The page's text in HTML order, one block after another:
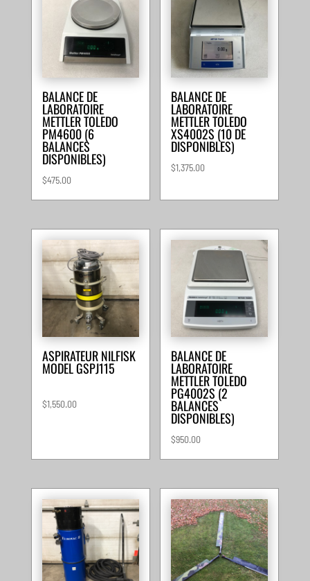
BALANCE DE
LABORATOIRE
METTLER TOLEDO
PM4600 (6
BALANCES
DISPONIBLES)
$475.00
BALANCE DE
LABORATOIRE
METTLER TOLEDO
XS4002S (10 DE
DISPONIBLES)
$1,375.00
ASPIRATEUR NILFISK
MODEL GSPJ115
$1,550.00
BALANCE DE
LABORATOIRE
METTLER TOLEDO
PG4002S (2
BALANCES
DISPONIBLES)
$950.00